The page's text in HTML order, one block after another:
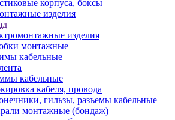
корпуса, боксы
изделия
изделия
монтажные
кабельные
кабельные
кабеля, провода
гильзы, разъемы кабельные
монтажные (бондаж)